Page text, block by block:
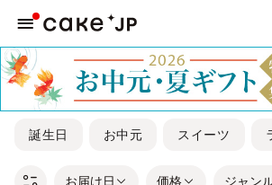
誕生日 お中元 スイーツ
お届け日 価格 ジャン